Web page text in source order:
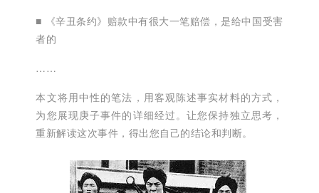
■ 《辛丑条约》赔款中有很大一笔赔偿，是给中国受害
者的
……
本文将用中性的笔法，用客观陈述事实材料的方式，
为您展现庚子事件的详细经过。让您保持独立思考，
重新解读这次事件，得出您自己的结论和判断。